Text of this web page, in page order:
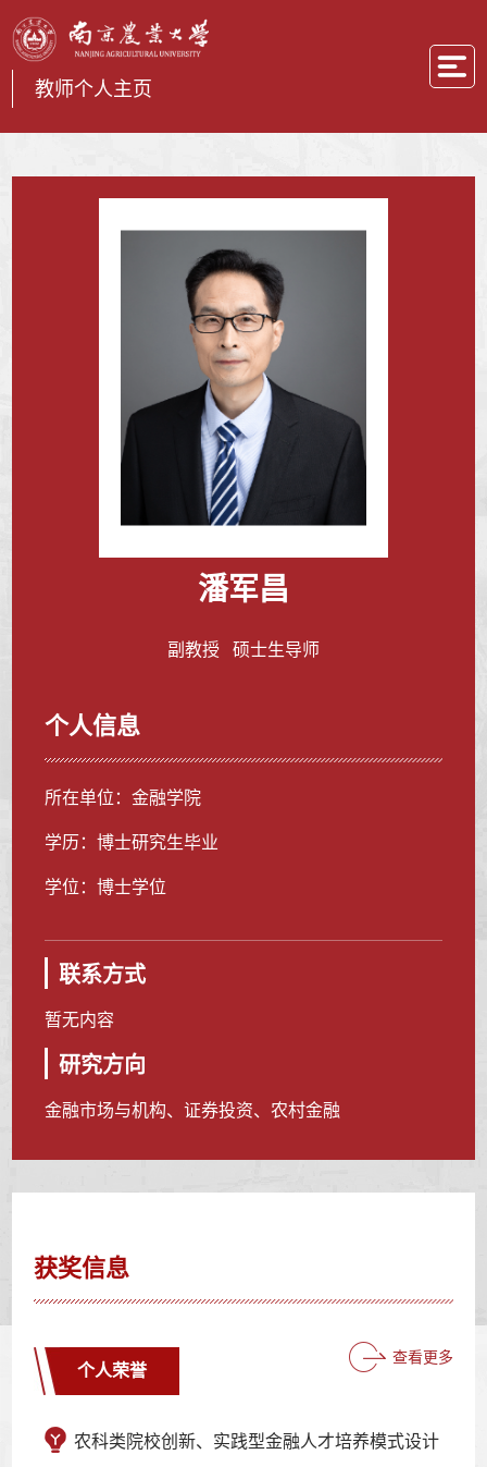
教师个人主页
潘军昌
副教授 硕士生导师
个人信息
所在单位：金融学院
学历：博士研究生毕业
学位：博士学位
联系方式
暂无内容
研究方向
金融市场与机构、证券投资、农村金融
获奖信息
个人荣誉
查看更多
农科类院校创新、实践型金融人才培养模式设计